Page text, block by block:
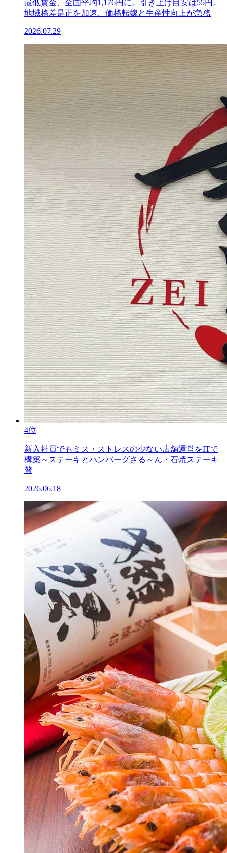
最低賃金、全国平均1,176円に。引き上げ目安は55円。
地域格差是正を加速、価格転嫁と生産性向上が急務
2026.07.29
4位
新入社員でもミス・ストレスの少ない店舗運営をITで
構築～ステーキとハンバーグさる～ん・石焼ステーキ
贅
2026.06.18